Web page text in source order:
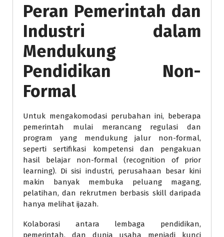
Peran Pemerintah dan
Industri dalam
Mendukung
Pendidikan Non-
Formal
Untuk mengakomodasi perubahan ini, beberapa
pemerintah mulai merancang regulasi dan
program yang mendukung jalur non-formal,
seperti sertifikasi kompetensi dan pengakuan
hasil belajar non-formal (recognition of prior
learning). Di sisi industri, perusahaan besar kini
makin banyak membuka peluang magang,
pelatihan, dan rekrutmen berbasis skill daripada
hanya melihat ijazah.
Kolaborasi antara lembaga pendidikan,
pemerintah, dan dunia usaha menjadi kunci